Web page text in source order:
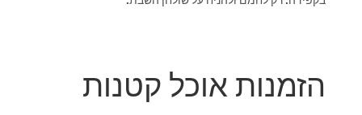
הזמנות אוכל קטנות